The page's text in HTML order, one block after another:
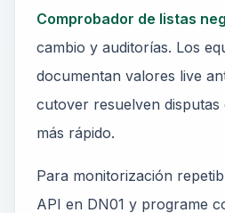
Comprobador de listas
cambio y auditorías. Los
documentan valores live
cutover resuelven
más rápido.
Para monitorización
API en DN01 y programe